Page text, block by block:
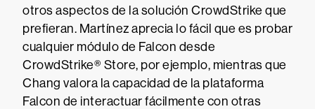
otros aspectos de la solución CrowdStrike que
prefieran. Martínez aprecia lo fácil que es probar
cualquier módulo de Falcon desde
CrowdStrike® Store, por ejemplo, mientras que
Chang valora la capacidad de la plataforma
Falcon de interactuar fácilmente con otras